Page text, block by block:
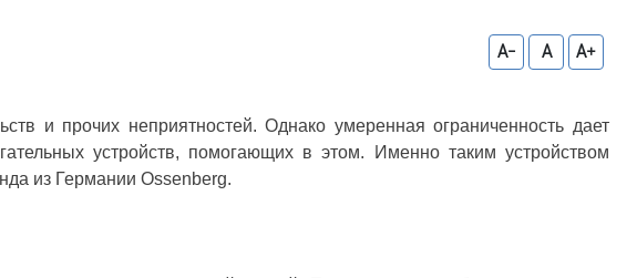
A- A A+
и прочих неприятностей. Однако умеренная ограниченность дает
устройств, помогающих в этом. Именно таким устройством
из Германии Ossenberg.